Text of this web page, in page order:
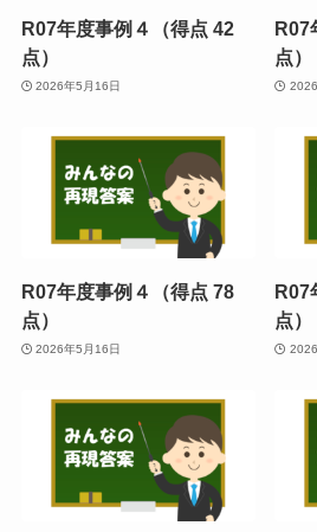
R07年度事例４（得点 42
点）
2026年5月16日
R07
点）
R07年度事例４（得点 78
点）
2026年5月16日
R07
点）